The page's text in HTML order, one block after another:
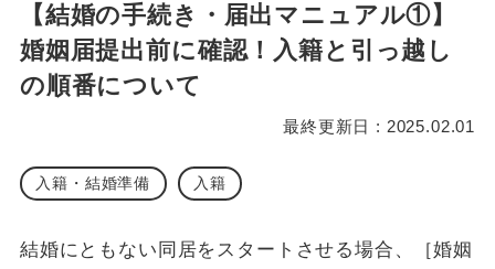
【結婚の手続き・届出マニュアル①】
婚姻届提出前に確認！入籍と引っ越し
の順番について
最終更新日 : 2025.02.01
入籍・結婚準備 入籍
結婚にともない同居をスタートさせる場合、［婚姻